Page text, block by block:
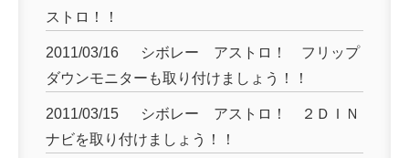
ストロ！！
2011/03/16
シボレー アストロ！ フリップ
ダウンモニターも取り付けましょう！！
2011/03/15
シボレー アストロ！ ２ＤＩＮ
ナビを取り付けましょう！！